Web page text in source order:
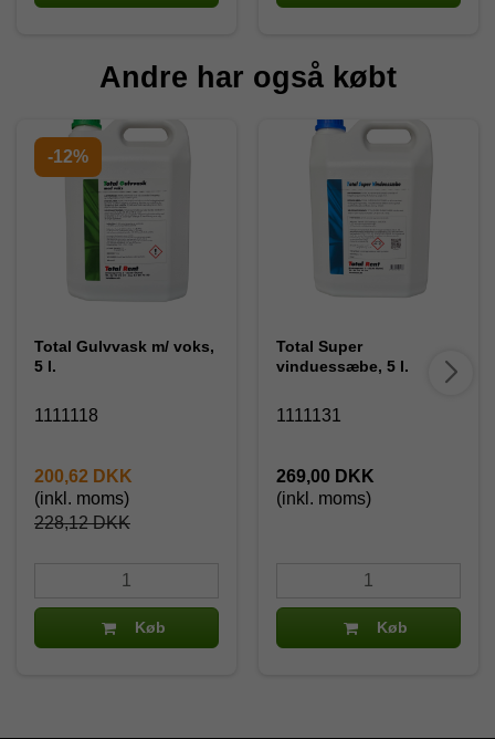
Andre har også købt
-12%
Total Gulvvask m/ voks,
5 l.
1111118
228,12 DKK
200,62 DKK
(inkl. moms)
Køb
Total Super
vinduessæbe, 5 l.
1111131
269,00 DKK
(inkl. moms)
Køb